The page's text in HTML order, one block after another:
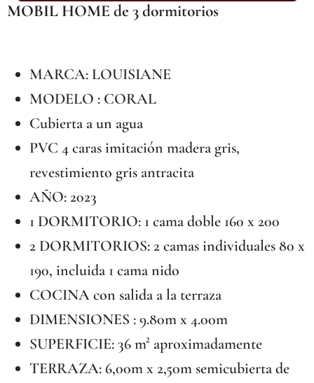
MOBIL HOME de 3 dormitorios
MARCA: LOUISIANE
MODELO : CORAL
Cubierta a un agua
PVC 4 caras imitación madera gris,
revestimiento gris antracita
AÑO: 2023
1 DORMITORIO: 1 cama doble 160 x 200
2 DORMITORIOS: 2 camas individuales 80 x
190, incluida 1 cama nido
COCINA con salida a la terraza
DIMENSIONES : 9.80m x 4.00m
SUPERFICIE: 36 m² aproximadamente
TERRAZA: 6,00m x 2,50m semicubierta de